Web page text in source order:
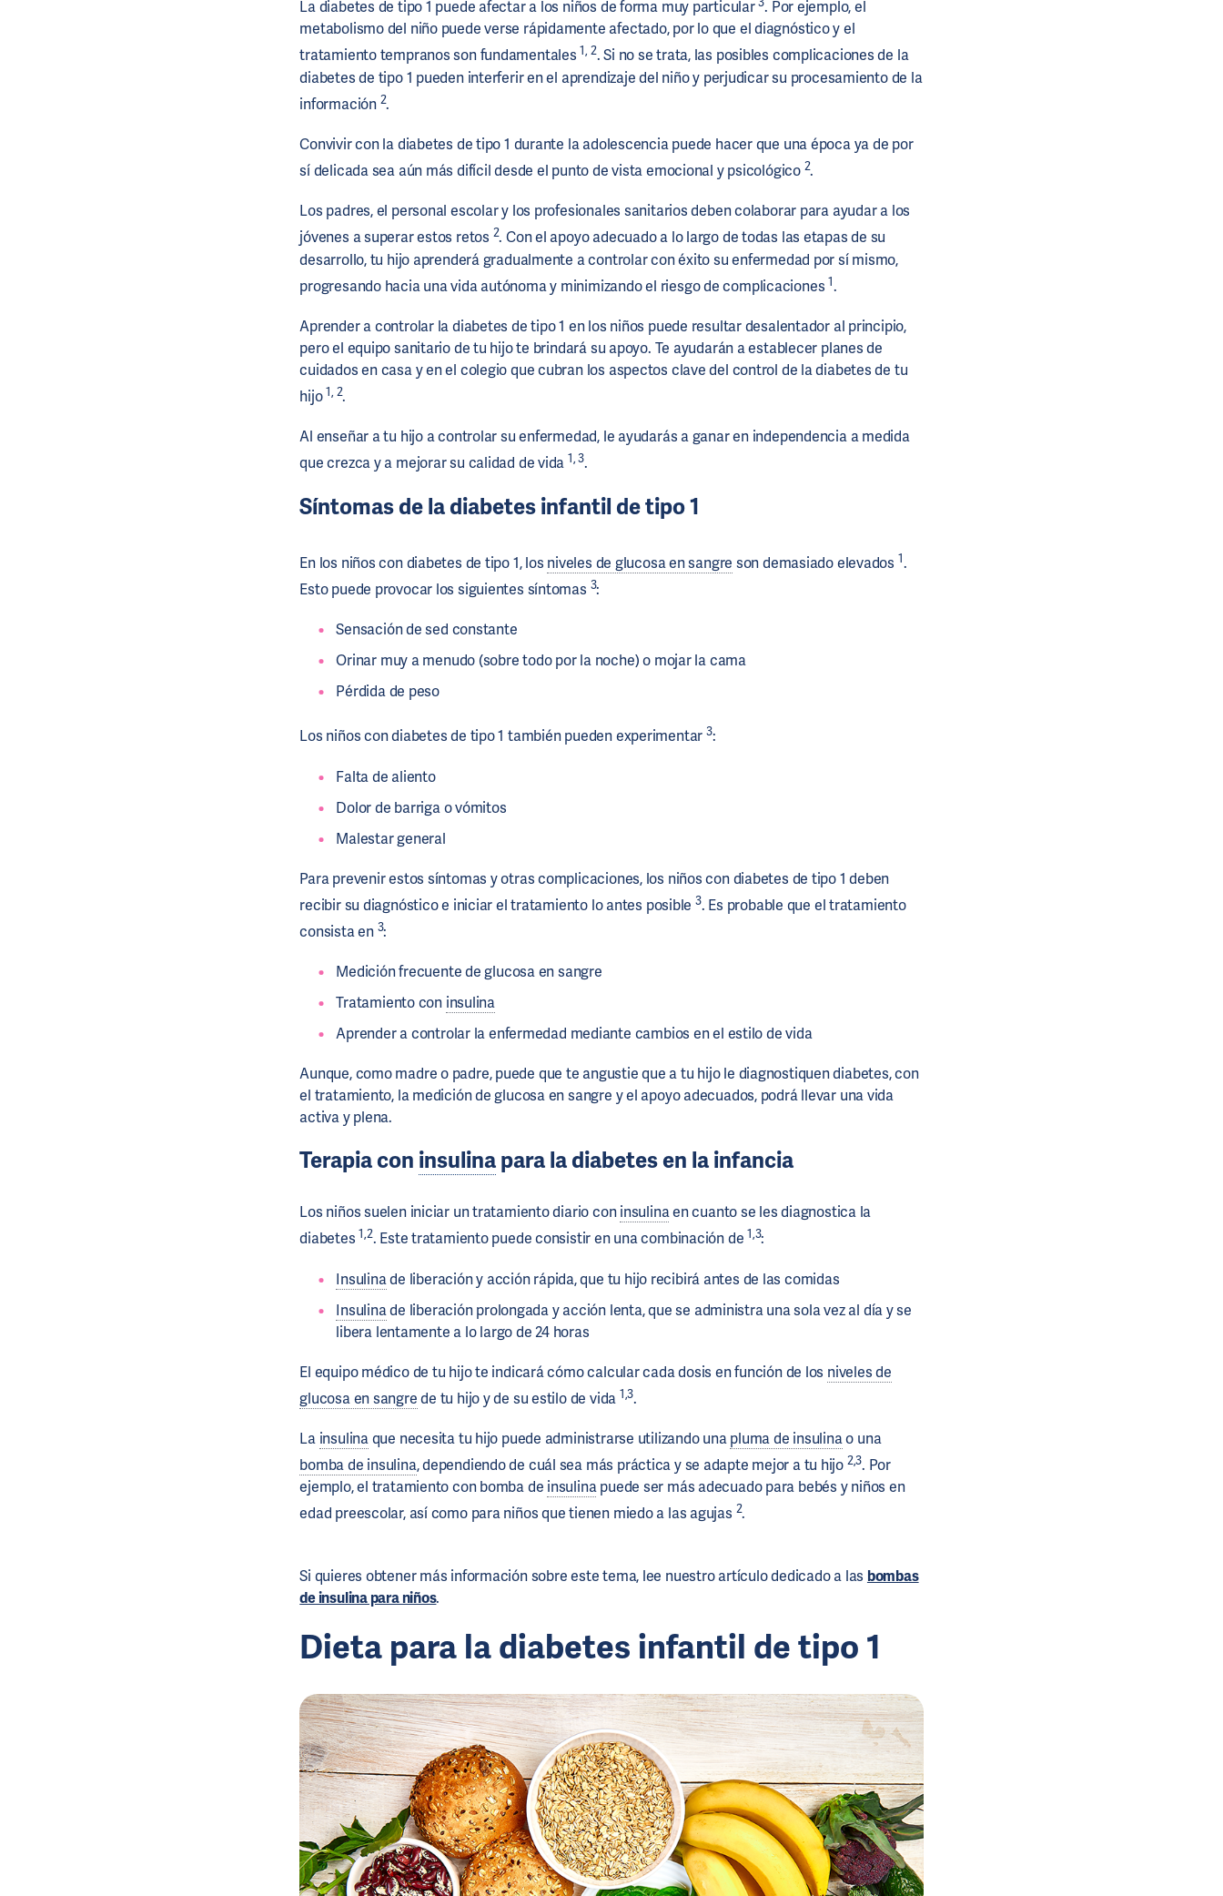
La diabetes de tipo 1 puede afectar a los niños de forma muy particular . Por ejemplo, el
metabolismo del niño puede verse rápidamente afectado, por lo que el diagnóstico y el
tratamiento tempranos son fundamentales 1, 2. Si no se trata, las posibles complicaciones de la
diabetes de tipo 1 pueden interferir en el aprendizaje del niño y perjudicar su procesamiento de la
información 2.
Convivir con la diabetes de tipo 1 durante la adolescencia puede hacer que una época ya de por
sí delicada sea aún más difícil desde el punto de vista emocional y psicológico 2.
Los padres, el personal escolar y los profesionales sanitarios deben colaborar para ayudar a los
jóvenes a superar estos retos 2. Con el apoyo adecuado a lo largo de todas las etapas de su
desarrollo, tu hijo aprenderá gradualmente a controlar con éxito su enfermedad por sí mismo,
progresando hacia una vida autónoma y minimizando el riesgo de complicaciones 1.
Aprender a controlar la diabetes de tipo 1 en los niños puede resultar desalentador al principio,
pero el equipo sanitario de tu hijo te brindará su apoyo. Te ayudarán a establecer planes de
cuidados en casa y en el colegio que cubran los aspectos clave del control de la diabetes de tu
hijo1, 2.
Al enseñar a tu hijo a controlar su enfermedad, le ayudarás a ganar en independencia a medida
que crezca y a mejorar su calidad de vida 1,3.
Síntomas de la diabetes infantil de tipo 1
En los niños con diabetes de tipo 1, los niveles de glucosa en sangre son demasiado elevados 1.
Esto puede provocar los siguientes síntomas 3:
Sensación de sed constante
Orinar muy a menudo (sobre todo por la noche) o mojar la cama
Pérdida de peso
Los niños con diabetes de tipo 1 también pueden experimentar 3:
Falta de aliento
Dolor de barriga o vómitos
Malestar general
Para prevenir estos síntomas y otras complicaciones, los niños con diabetes de tipo 1 deben
recibir su diagnóstico e iniciar el tratamiento lo antes posible 3. Es probable que el tratamiento
consista en 3:
Medición frecuente de glucosa en sangre
Tratamiento con insulina
Aprender a controlar la enfermedad mediante cambios en el estilo de vida
Aunque, como madre o padre, puede que te angustie que a tu hijo le diagnostiquen diabetes, con
el tratamiento, la medición de glucosa en sangre y el apoyo adecuados, podrá llevar una vida
activa y plena.
Terapia con insulinapara la diabetes en la infancia
Los niños suelen iniciar un tratamiento diario coninsulinaen cuanto se les diagnostica la
diabetes 1,2. Este tratamiento puede consistir en una combinación de 1,3:
Insulinade liberación y acción rápida, que tu hijo recibirá antes de las comidas
Insulinade liberación prolongada y acción lenta, que se administra una sola vez al día y se
libera lentamente a lo largo de 24 horas
El equipo médico de tu hijo te indicará cómo calcular cada dosis en función de los niveles de
glucosa en sangrede tu hijo y de su estilo de vida 1,3.
La insulinaque necesita tu hijo puede administrarse utilizando unapluma de insulinao una
bomba de insulina, dependiendo de cuál sea más práctica y se adapte mejor a tu hijo 2,3. Por
ejemplo, el tratamiento con bomba de insulinapuede ser más adecuado para bebés y niños en
edad preescolar, así como para niños que tienen miedo a las agujas 2.
Si quieres obtener más información sobre este tema, lee nuestro artículo dedicado a las bombas
de insulina para niños.
Dieta para la diabetes infantil de tipo 1